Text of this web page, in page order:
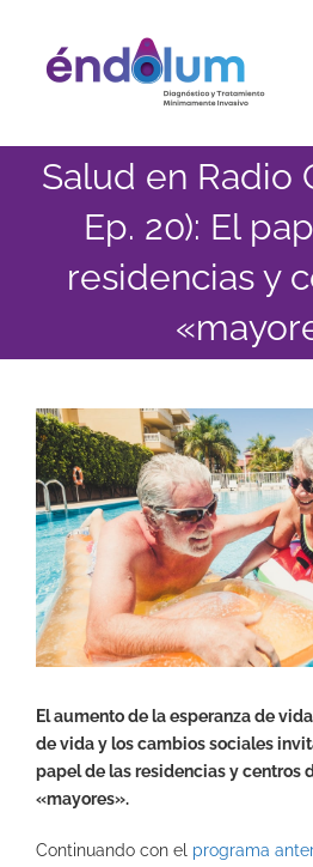
contenido
Salud en Radio
Ep. 20): El
residencias y
Ver
imagen
más
grande
El aumento de la esperanza de
de vida y los cambios sociales
papel de las residencias y centros
«mayores».
Continuando con el programa